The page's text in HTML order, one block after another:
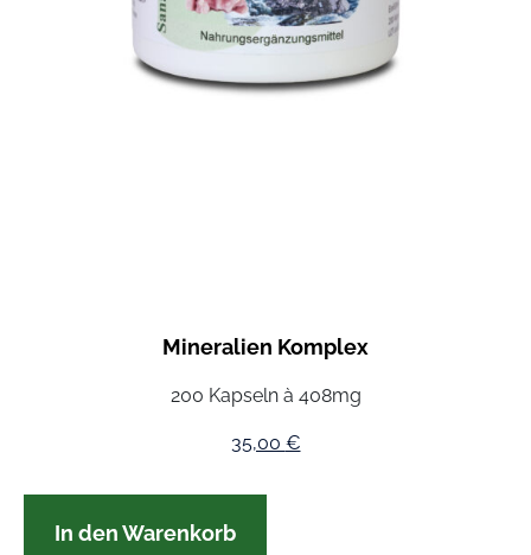
Mineralien Komplex
200 Kapseln à 408mg
35,00 €
In den Warenkorb